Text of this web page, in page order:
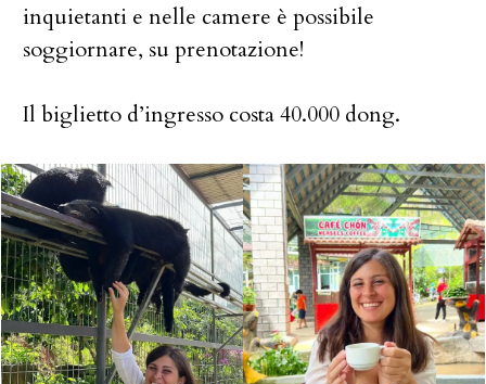
inquietanti e nelle camere è possibile
soggiornare, su prenotazione!
Il biglietto d’ingresso costa 40.000 dong.